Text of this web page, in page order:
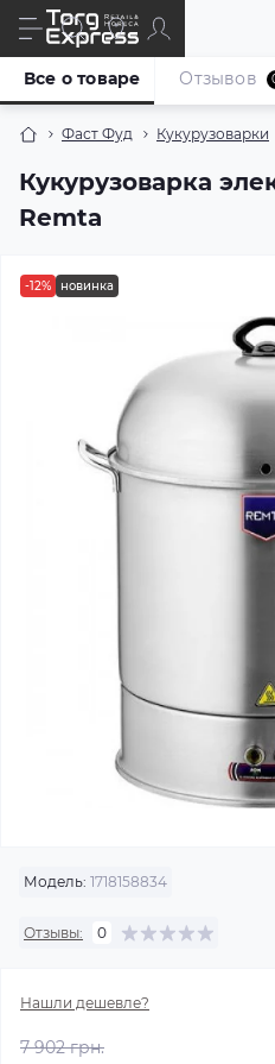
Фаст Фуд Кукурузоварки
Кукурузоварка
Remta
Все о товаре Отзывов
-12% новинка
Модель: 1718158834
Отзывы: 0
Нашли дешевле?
7 902 грн.